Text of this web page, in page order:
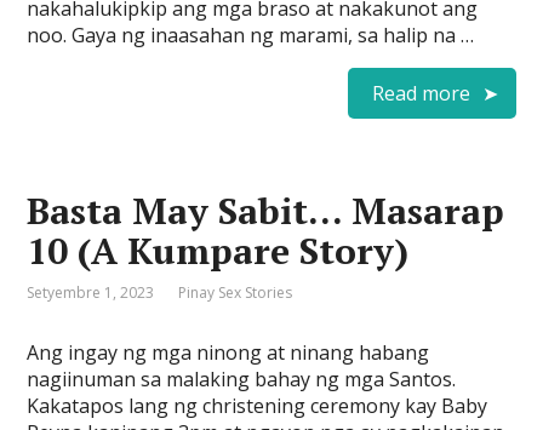
nakahalukipkip ang mga braso at nakakunot ang
noo. Gaya ng inaasahan ng marami, sa halip na …
Read more
Basta May Sabit… Masarap
10 (A Kumpare Story)
Setyembre 1, 2023 Pinay Sex Stories
Ang ingay ng mga ninong at ninang habang
nagiinuman sa malaking bahay ng mga Santos.
Kakatapos lang ng christening ceremony kay Baby